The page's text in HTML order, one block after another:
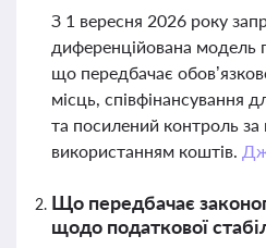
З 1 вересня 2026 року
диференційована модель
що передбачає
місць, співфінансування
та посилений контроль за
використанням коштів.
Що передбачає
щодо податкової